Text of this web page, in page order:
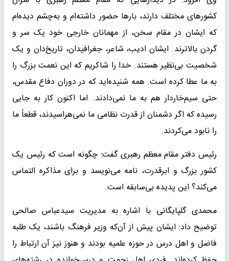
کشورهای مختلف دارند، بارها حضور داشته‌ام و به‌چشم دیده‌ام
که ایشان در مقام سخن، از مهمانان خارجی خود یک سر و
گردن بالاترند. ایشان ادیب، شاعر، جغرافیدان، تاریخ‌دان و یک
شخصیت بی‌نظیر هستند. خدا را شاکریم که این نعمت بزرگ را
به ما عطا کرده است. همه شنیده‌اید که در دوران دفاع مقدس،
حتی سیم‌خاردار هم به ما نمی‌دادند. اما اکنون کار به جایی
رسیده که اگر دشمنان از قدرت نظامی ما نمی‌هراسیدند، قطعاً ما
را نابود می‌کردند.
رئیس دفتر مقام معظم رهبری گفت: چگونه است که رئیس یک
کشور بزرگ و ابرقدرت، نامه می‌نویسد و برای مذاکره التماس
می‌کند؟ این پدیده بی‌سابقه است.
محمدی گلپایگانی با اشاره به مدیریت سیدعباس صالحی
توضیح داد: ایشان پیش از آن‌که وزیر فرهنگ باشند، یک طلبه
فاضل و اهل درس در حوزه علمیه بودند و هنوز نیز آن ارتباط را